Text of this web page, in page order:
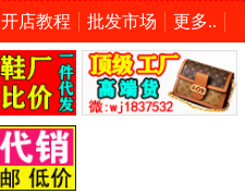
开店教程 批发市场 更多..